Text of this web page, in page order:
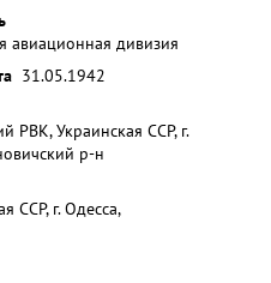
авиационная дивизия
31.05.1942
РВК, Украинская ССР, г.
р-н
ССР, г. Одесса,